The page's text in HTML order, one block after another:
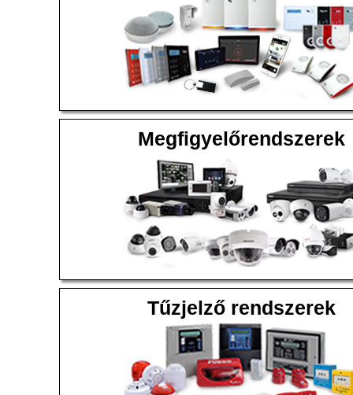
Megfigyelőrendszerek
Tűzjelző rendszerek